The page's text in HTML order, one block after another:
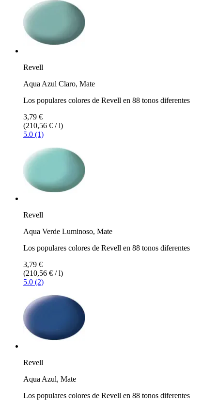
Revell
Aqua Azul Claro, Mate
Los populares colores de Revell en 88 tonos diferentes
3,79 €
(210,56 € / l)
5.0 (1)
Revell
Aqua Verde Luminoso, Mate
Los populares colores de Revell en 88 tonos diferentes
3,79 €
(210,56 € / l)
5.0 (2)
Revell
Aqua Azul, Mate
Los populares colores de Revell en 88 tonos diferentes